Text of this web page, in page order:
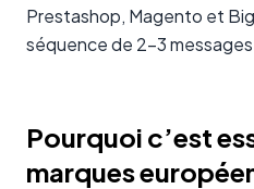
Prestashop, Magento et
séquence de 2-3
Pourquoi c’est
marques